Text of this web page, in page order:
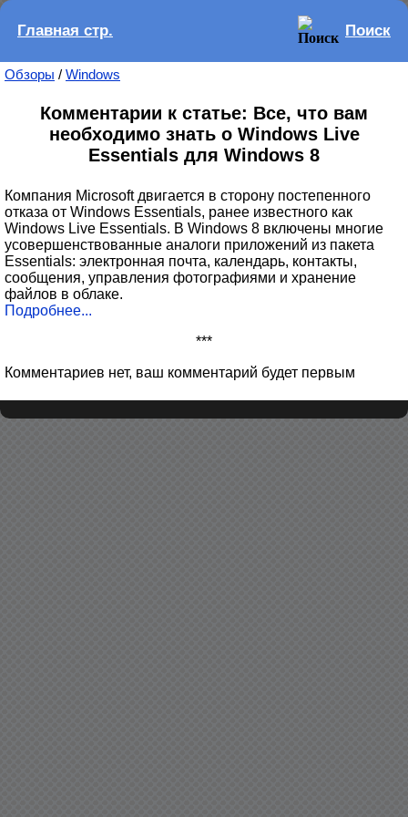
Главная стр. Поиск
Обзоры / Windows
Комментарии к статье: Все, что вам
необходимо знать о Windows Live
Essentials для Windows 8
Компания Microsoft двигается в сторону постепенного
отказа от Windows Essentials, ранее известного как
Windows Live Essentials. В Windows 8 включены многие
усовершенствованные аналоги приложений из пакета
Essentials: электронная почта, календарь, контакты,
сообщения, управления фотографиями и хранение
файлов в облаке.
Подробнее...
***
Комментариев нет, ваш комментарий будет первым